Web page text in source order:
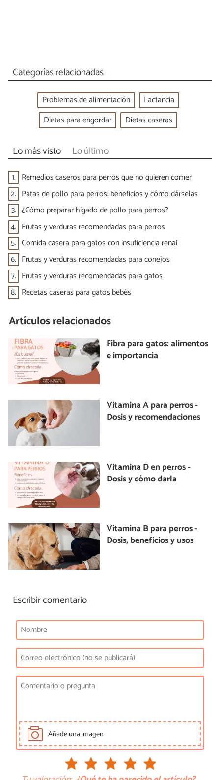
Categorías relacionadas
Problemas de alimentación
Lactancia
Dietas para engordar
Dietas caseras
Lo más visto Lo último
1. Remedios caseros para perros que no quieren comer
2. Patas de pollo para perros: beneficios y cómo dárselas
3. ¿Cómo preparar hígado de pollo para perros?
4. Frutas y verduras recomendadas para perros
5. Comida casera para gatos con insuficiencia renal
6. Frutas y verduras recomendadas para conejos
7. Frutas y verduras recomendadas para gatos
8. Recetas caseras para gatos bebés
Artículos relacionados
Fibra para gatos: alimentos
e importancia
Vitamina A para perros -
Dosis y recomendaciones
Vitamina D en perros -
Dosis y cómo darla
Vitamina B para perros -
Dosis, beneficios y usos
Escribir comentario
Añade una imagen